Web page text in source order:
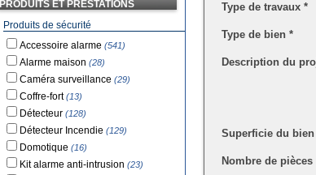
PRODUITS ET PRESTATIONS
Produits de sécurité
Accessoire alarme (541)
Alarme maison (28)
Caméra surveillance (29)
Coffre-fort(13)
Détecteur (128)
Détecteur Incendie (129)
Domotique (16)
Kit alarme anti-intrusion (23)
Type de travaux*
Type de bien*
Description du
Superficie du bien
Nombre de pièces